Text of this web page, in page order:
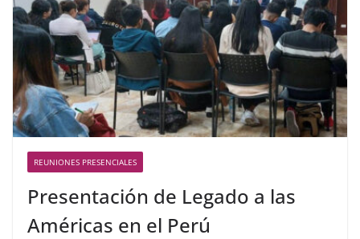
REUNIONES PRESENCIALES
Presentación de Legado a las
Américas en el Perú